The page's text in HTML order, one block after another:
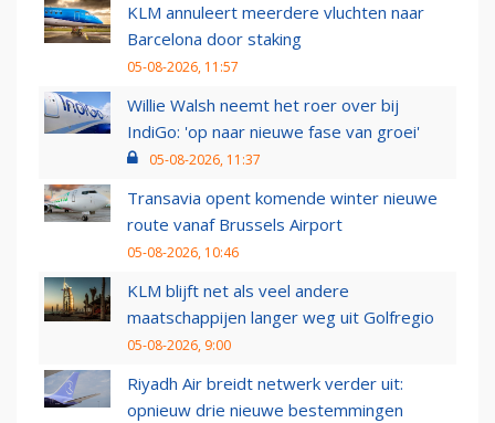
KLM annuleert meerdere vluchten naar
Barcelona door staking
05-08-2026, 11:57
Willie Walsh neemt het roer over bij
IndiGo: 'op naar nieuwe fase van groei'
05-08-2026, 11:37
Transavia opent komende winter nieuwe
route vanaf Brussels Airport
05-08-2026, 10:46
KLM blijft net als veel andere
maatschappijen langer weg uit Golfregio
05-08-2026, 9:00
Riyadh Air breidt netwerk verder uit:
opnieuw drie nieuwe bestemmingen